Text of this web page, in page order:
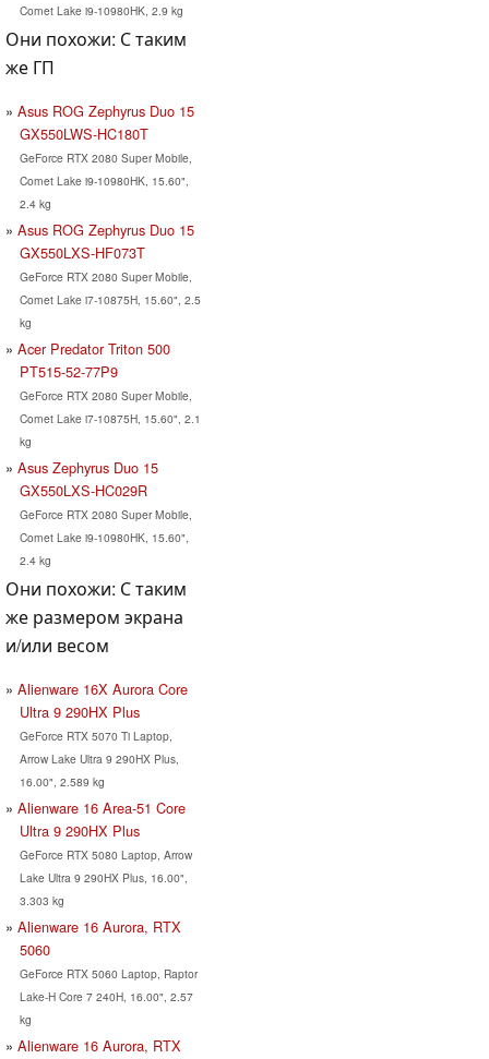
Comet Lake i9-10980HK, 2.9 kg
Они похожи: С таким
же ГП
Asus ROG Zephyrus Duo 15
GX550LWS-HC180T
GeForce RTX 2080 Super Mobile,
Comet Lake i9-10980HK, 15.60",
2.4 kg
Asus ROG Zephyrus Duo 15
GX550LXS-HF073T
GeForce RTX 2080 Super Mobile,
Comet Lake i7-10875H, 15.60", 2.5
kg
Acer Predator Triton 500
PT515-52-77P9
GeForce RTX 2080 Super Mobile,
Comet Lake i7-10875H, 15.60", 2.1
kg
Asus Zephyrus Duo 15
GX550LXS-HC029R
GeForce RTX 2080 Super Mobile,
Comet Lake i9-10980HK, 15.60",
2.4 kg
Они похожи: С таким
же размером экрана
и/или весом
Alienware 16X Aurora Core
Ultra 9 290HX Plus
GeForce RTX 5070 Ti Laptop,
Arrow Lake Ultra 9 290HX Plus,
16.00", 2.589 kg
Alienware 16 Area-51 Core
Ultra 9 290HX Plus
GeForce RTX 5080 Laptop, Arrow
Lake Ultra 9 290HX Plus, 16.00",
3.303 kg
Alienware 16 Aurora, RTX
5060
GeForce RTX 5060 Laptop, Raptor
Lake-H Core 7 240H, 16.00", 2.57
kg
Alienware 16 Aurora, RTX